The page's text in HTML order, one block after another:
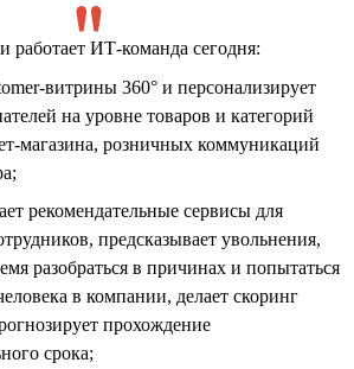
работает ИТ-команда сегодня:
витрины 360° и персонализирует
на уровне товаров и категорий
магазина, розничных коммуникаций
рекомендательные сервисы для
предсказывает увольнения,
разобраться в причинах и попытаться
в компании, делает скоринг
прохождение
срока;